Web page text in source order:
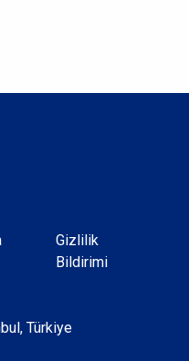
Gizlilik
Bildirimi
Türkiye